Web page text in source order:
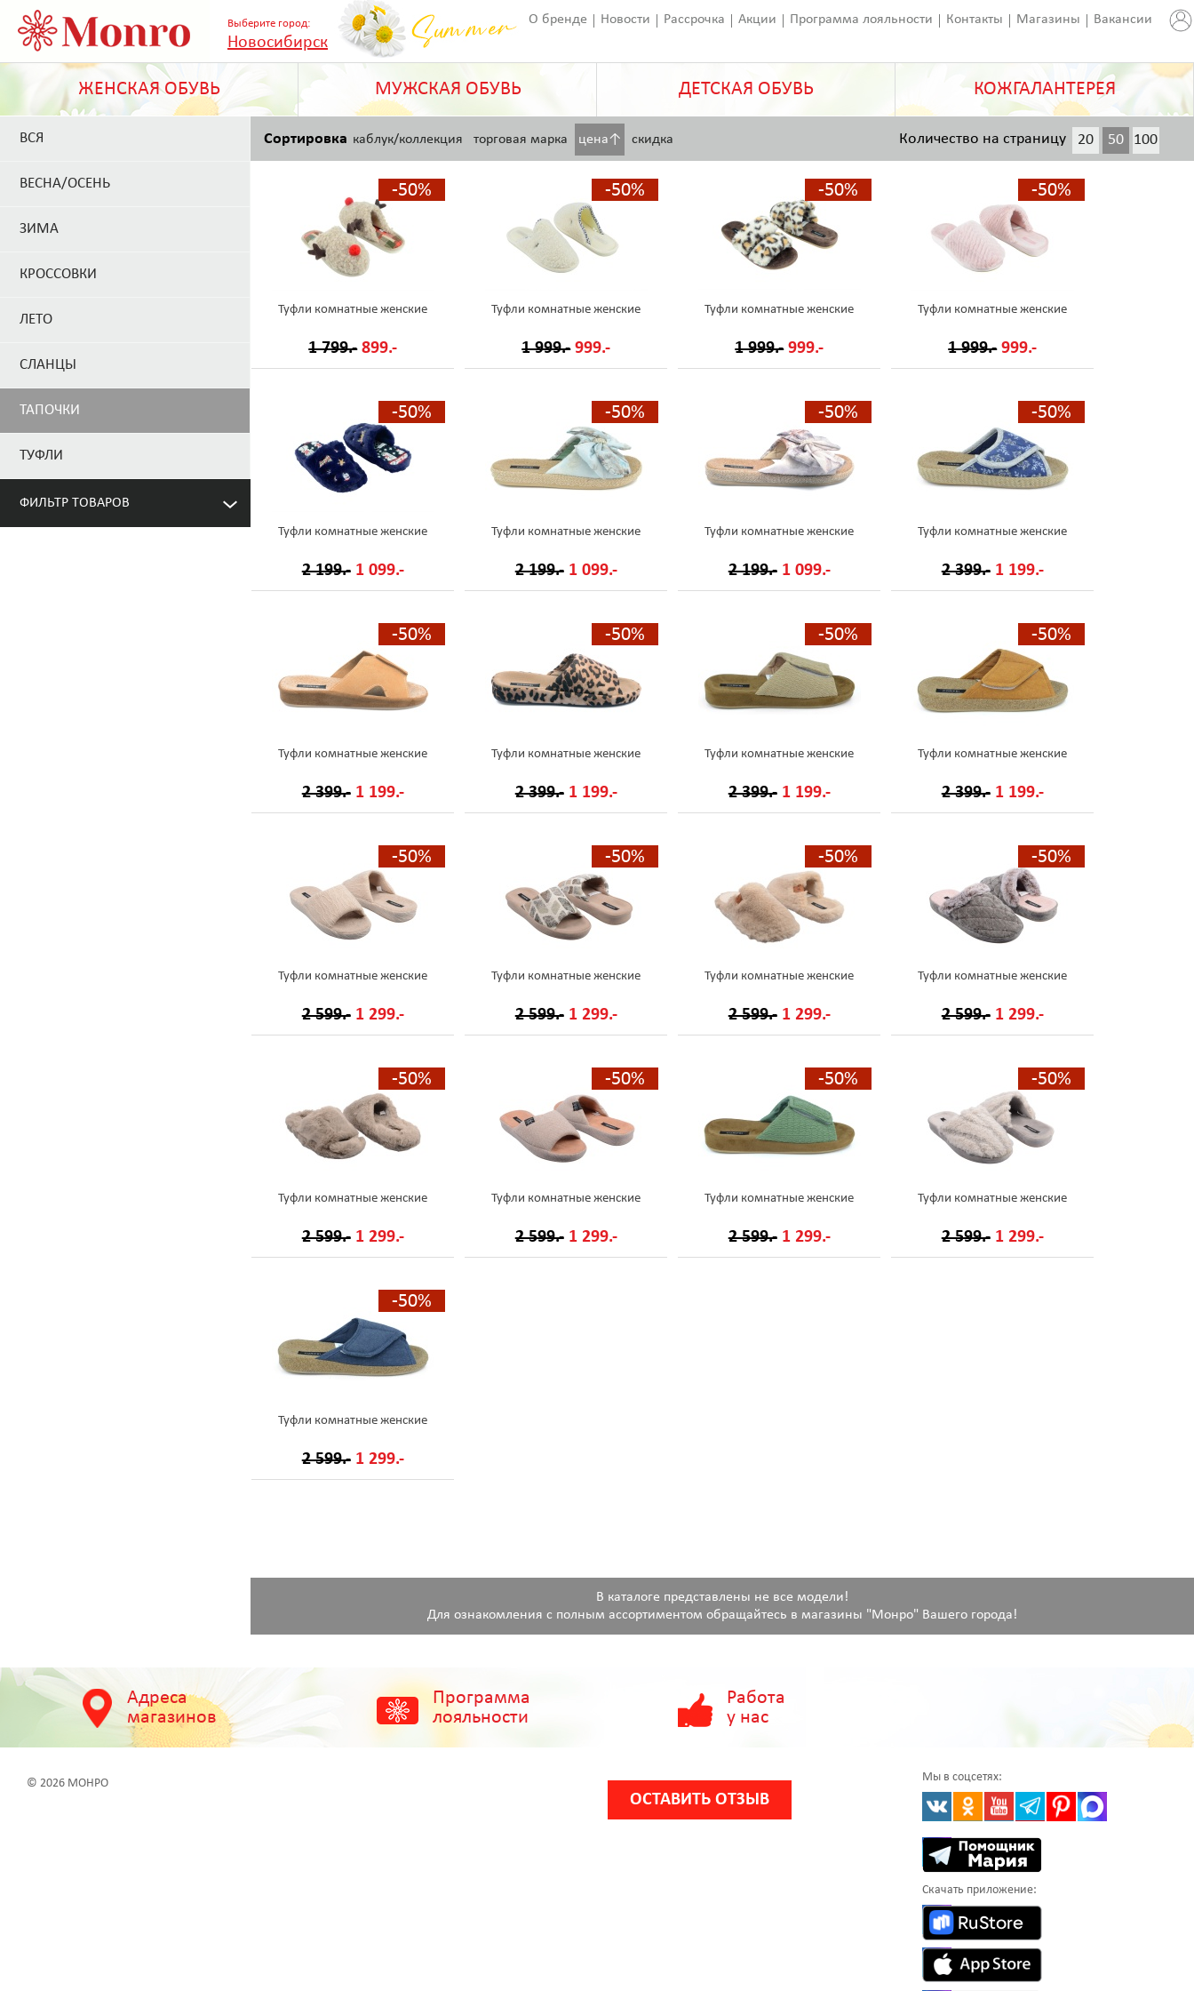
Выберите город:
Новосибирск
О бренде Новости Рассрочка Акции Программа лояльности Контакты Магазины Вакансии
ЖЕНСКАЯ ОБУВЬ МУЖСКАЯ ОБУВЬ ДЕТСКАЯ ОБУВЬ КОЖГАЛАНТЕРЕЯ
ВСЯ
ВЕСНА/ОСЕНЬ
ЗИМА
КРОССОВКИ
ЛЕТО
СЛАНЦЫ
ТАПОЧКИ
ТУФЛИ
ФИЛЬТР ТОВАРОВ
Сортировка каблук/коллекция торговая марка цена↑ скидка 20 50 100
200
Количество на страницу
-50%
Туфли комнатные женские
1 799.- 899.-
-50%
Туфли комнатные женские
1 999.- 999.-
-50%
Туфли комнатные женские
1 999.- 999.-
-50%
Туфли комнатные женские
1 999.- 999.-
-50%
Туфли комнатные женские
2 199.- 1 099.-
-50%
Туфли комнатные женские
2 199.- 1 099.-
-50%
Туфли комнатные женские
2 199.- 1 099.-
-50%
Туфли комнатные женские
2 399.- 1 199.-
-50%
Туфли комнатные женские
2 399.- 1 199.-
-50%
Туфли комнатные женские
2 399.- 1 199.-
-50%
Туфли комнатные женские
2 399.- 1 199.-
-50%
Туфли комнатные женские
2 399.- 1 199.-
-50%
Туфли комнатные женские
2 599.- 1 299.-
-50%
Туфли комнатные женские
2 599.- 1 299.-
-50%
Туфли комнатные женские
2 599.- 1 299.-
-50%
Туфли комнатные женские
2 599.- 1 299.-
-50%
Туфли комнатные женские
2 599.- 1 299.-
-50%
Туфли комнатные женские
2 599.- 1 299.-
-50%
Туфли комнатные женские
2 599.- 1 299.-
-50%
Туфли комнатные женские
2 599.- 1 299.-
-50%
Туфли комнатные женские
2 599.- 1 299.-
В каталоге представлены не все модели!
Для ознакомления с полным ассортиментом обращайтесь в магазины "Монро" Вашего города!
Адреса
магазинов
Программа
лояльности
Работа
у нас
© 2026 МОНРО
ОСТАВИТЬ ОТЗЫВ
Мы в соцсетях:
Скачать приложение: